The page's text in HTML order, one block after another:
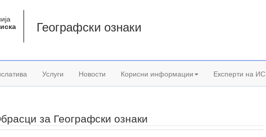
Географски ознаки
Услуги Новости Корисни информации Експерти на ИС
за Географски ознаки